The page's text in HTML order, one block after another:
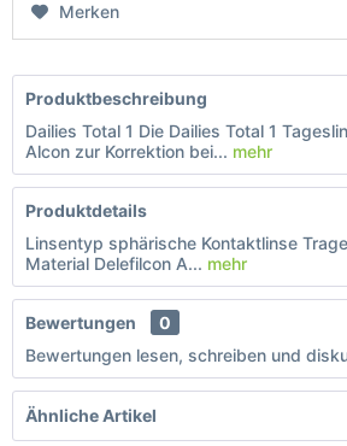
Merken
Produktbeschreibung
Dailies Total 1 Die Dailies Total 1
Alcon zur Korrektion bei... mehr
Produktdetails
Linsentyp sphärische Kontaktlinse
Material Delefilcon A... mehr
Bewertungen
0
Bewertungen lesen, schreiben und
Ähnliche Artikel